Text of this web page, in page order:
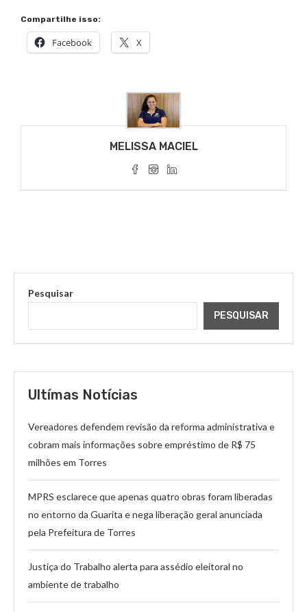
Compartilhe isso:
Facebook X
MELISSA MACIEL
Pesquisar
PESQUISAR
Ultímas Notícias
Vereadores defendem revisão da reforma administrativa e
cobram mais informações sobre empréstimo de R$ 75
milhões em Torres
MPRS esclarece que apenas quatro obras foram liberadas
no entorno da Guarita e nega liberação geral anunciada
pela Prefeitura de Torres
Justiça do Trabalho alerta para assédio eleitoral no
ambiente de trabalho